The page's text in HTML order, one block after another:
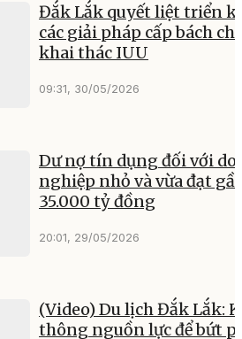
Đắk Lắk quyết liệt triển
các giải pháp cấp bách
khai thác IUU
09:31, 30/05/2026
Dư nợ tín dụng đối với
nghiệp nhỏ và vừa đạt
35.000 tỷ đồng
20:01, 29/05/2026
(Video) Du lịch Đắk Lắk:
thông nguồn lực để bứt